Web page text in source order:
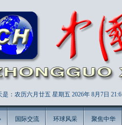
是：农历六月廿五 星期五 2026年 8月7日
国际交流
环球风采
聚焦中华